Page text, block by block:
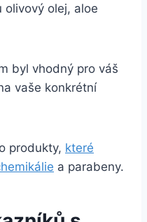
olivový​ olej, aloe
byl vhodný pro váš
vaše konkrétní
produkty,‍ které
​a parabeny.